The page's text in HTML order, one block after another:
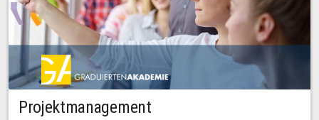
Projektmanagement